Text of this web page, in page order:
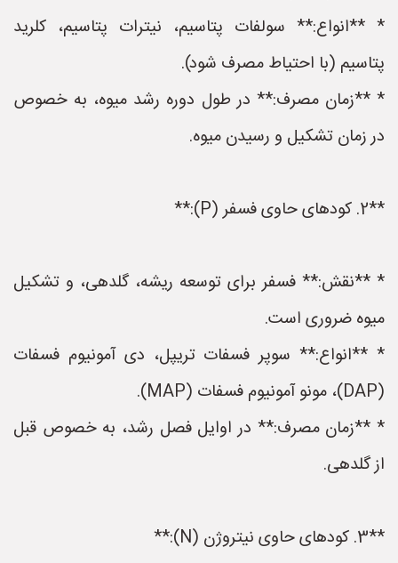
* **انواع:** سولفات پتاسیم، نیترات پتاسیم، کلرید
پتاسیم (با احتیاط مصرف شود).
* **زمان مصرف:** در طول دوره رشد میوه، به خصوص
در زمان تشکیل و رسیدن میوه.
**2. کودهای حاوی فسفر (P):**
* **نقش:** فسفر برای توسعه ریشه، گلدهی، و تشکیل
میوه ضروری است.
* **انواع:** سوپر فسفات تریپل، دی آمونیوم فسفات
(DAP)، مونو آمونیوم فسفات (MAP).
* **زمان مصرف:** در اوایل فصل رشد، به خصوص قبل
از گلدهی.
**3. کودهای حاوی نیتروژن (N):**